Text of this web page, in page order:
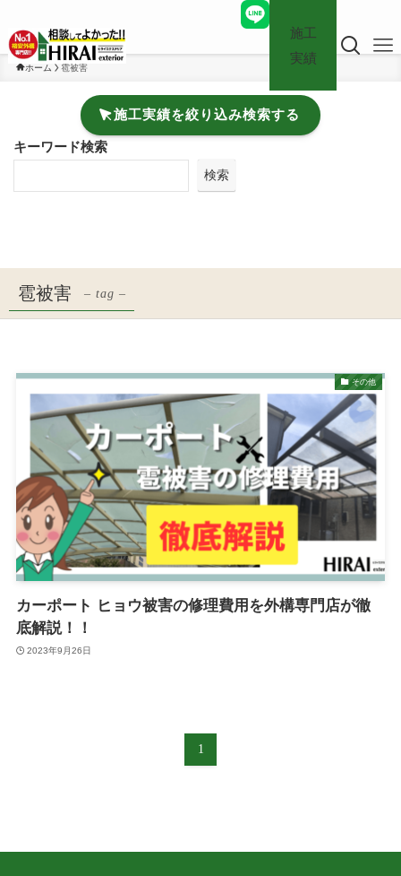
施工
実績
ホーム 雹被害
施工実績を絞り込み検索する
キーワード検索
検索
雹被害 – tag –
その他
カーポート ヒョウ被害の修理費用を外構専門店が徹
底解説！！
2023年9月26日
1